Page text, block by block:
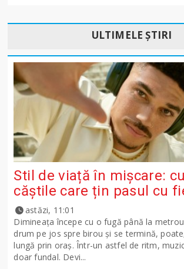
ULTIMELE ȘTIRI
Stil de viață în mișcare:
căștile care țin pasul cu
astăzi, 11:01
Dimineața începe cu o fugă până la
drum pe jos spre birou și se termină,
lungă prin oraș. Într-un astfel de ritm,
doar fundal. Devi...